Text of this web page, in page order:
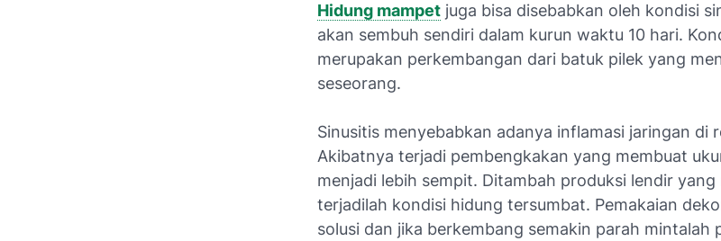
Hidung mampet juga bisa disebabkan oleh kondisi
akan sembuh sendiri dalam kurun waktu 10 hari.
merupakan perkembangan dari batuk pilek yang
seseorang.
Sinusitis menyebabkan adanya inflamasi jaringan di
Akibatnya terjadi pembengkakan yang membuat
menjadi lebih sempit. Ditambah produksi lendir
terjadilah kondisi hidung tersumbat. Pemakaian
solusi dan jika berkembang semakin parah mintalah